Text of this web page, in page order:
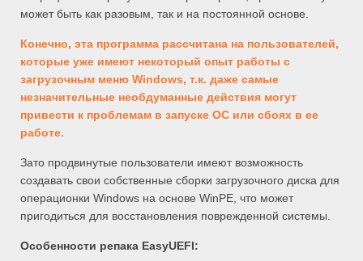
может быть как разовым, так и на постоянной основе.
Конечно, эта программа рассчитана на пользователей,
которые уже имеют некоторый опыт работы с
загрузочным меню Windows, т.к. даже самые
незначительные необдуманные действия могут
привести к проблемам в запуске ОС или сбоях в ее
работе.
Зато продвинутые пользователи имеют возможность
создавать свои собственные сборки загрузочного диска для
операционки Windows на основе WinPE, что может
пригодиться для восстановления поврежденной системы.
Особенности репака EasyUEFI: